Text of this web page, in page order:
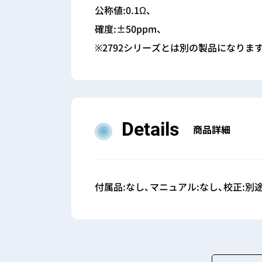
公称値:0.1Ω、
確度:±50ppm、
※2792シリーズとは別の製品になりま
Details 商品詳細
付属品:なし、マニュアル:なし、校正:別